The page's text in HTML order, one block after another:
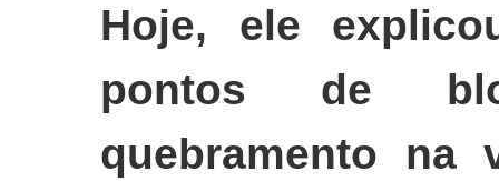
Hoje, ele
pontos de
quebramento